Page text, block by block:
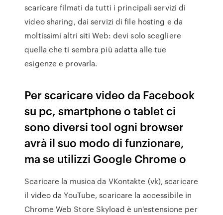
scaricare filmati da tutti i principali servizi di
video sharing, dai servizi di file hosting e da
moltissimi altri siti Web: devi solo scegliere
quella che ti sembra più adatta alle tue
esigenze e provarla.
Per scaricare video da Facebook
su pc, smartphone o tablet ci
sono diversi tool ogni browser
avrà il suo modo di funzionare,
ma se utilizzi Google Chrome o
Scaricare la musica da VKontakte (vk), scaricare
il video da YouTube, scaricare la accessibile in
Chrome Web Store Skyload è un'estensione per